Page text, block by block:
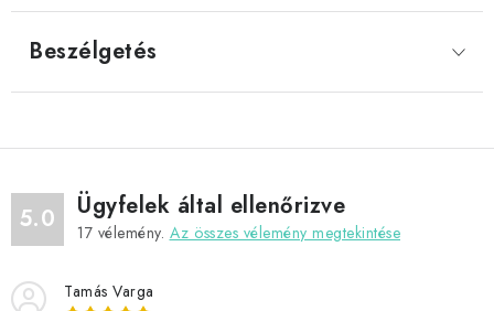
Beszélgetés
5.0 Ügyfelek által ellenőrizve
17 vélemény. Az összes vélemény megtekintése
Tamás Varga